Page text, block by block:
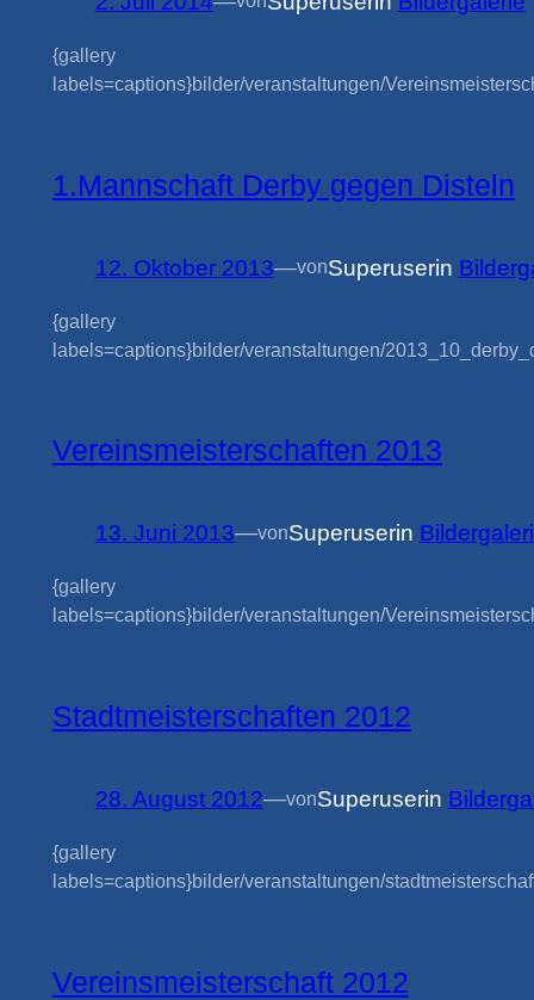
{gallery
labels=captions}bilder/veranstaltungen/
1.Mannschaft Derby gegen Disteln
12. Oktober 2013—vonSuperuserin
{gallery
labels=captions}bilder/veranstaltungen/
Vereinsmeisterschaften 2013
13. Juni 2013—vonSuperuserin
{gallery
labels=captions}bilder/veranstaltungen/
Stadtmeisterschaften 2012
28. August 2012—vonSuperuserin
{gallery
labels=captions}bilder/veranstaltungen/
Vereinsmeisterschaft 2012